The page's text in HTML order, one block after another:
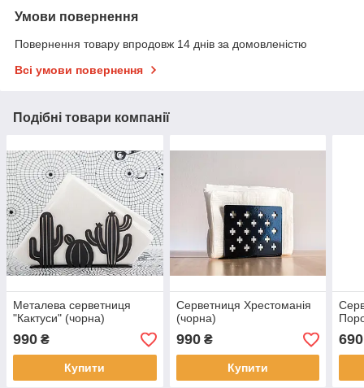
Умови повернення
Повернення товару впродовж 14 днів за домовленістю
Всі умови повернення
Подібні товари компанії
Металева серветниця
"Кактуси" (чорна)
990 ₴
Купити
Серветниця Хрестоманія
(чорна)
990₴
Купити
690